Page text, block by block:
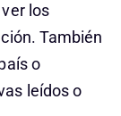
los
También
o
leídos o